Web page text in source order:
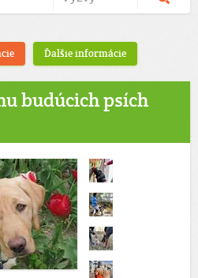
Ďalšie informácie
budúcich psích